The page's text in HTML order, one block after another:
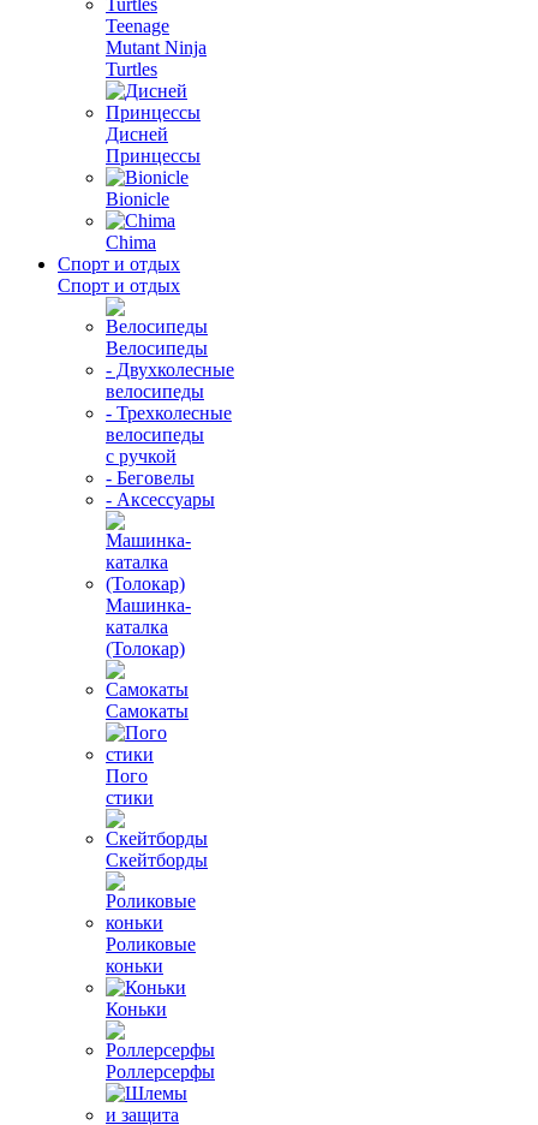
Teenage
Mutant Ninja
Turtles
Дисней
Принцессы
Bionicle
Chima
Спорт и отдых
Спорт и отдых
Велосипеды
- Двухколесные
велосипеды
- Трехколесные
велосипеды
с ручкой
- Беговелы
- Аксессуары
Машинка-
каталка
(Толокар)
Самокаты
Пого
стики
Скейтборды
Роликовые
коньки
Коньки
Роллерсерфы